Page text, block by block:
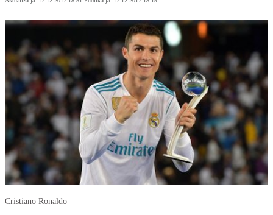
Cristiano Ronaldo